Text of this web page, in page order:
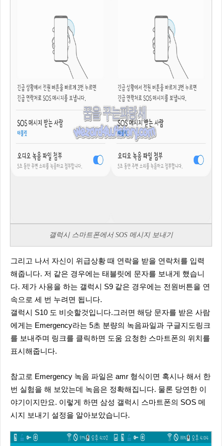
갤럭시 스마트폰에서 SOS 메시지 보내기
그리고 나서 자신이 위급상황 때 연락을 받을 연락처를 입력
해줍니다. 저 같은 경우에는 태블릿에 문자를 보내게 했습니
다. 제가 사용을 하는 갤럭시 S9 같은 경우에는 전원버튼을 연
속으로 세 번 누려면 됩니다.
갤럭시 S10 도 비슷할것입니다.그러면 해당 문자를 받은 사람
에게는 Emergency라는 5초 분량의 녹음파일과 구글지도링크
를 보내주며 링크를 클릭하면 도움 요청한 스마트폰의 위치를
표시해줍니다.
참고로 Emergency 녹음 파일은 amr 형식이면 혹시나 해서 한
번 실험을 해 보았는데 녹음은 정확해집니다. 물론 당연한 이
야기이지만요. 이렇게 하면 삼성 갤럭시 스마트폰의 SOS 메
시지 보내기 설정을 알아보았습니다.